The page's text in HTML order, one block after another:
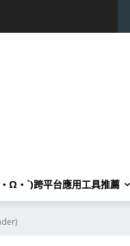
Ω・`)跨平台應用工具推薦